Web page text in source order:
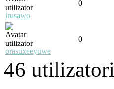
irusawo
0
orasuxeeyuwe
0
46 utilizatori